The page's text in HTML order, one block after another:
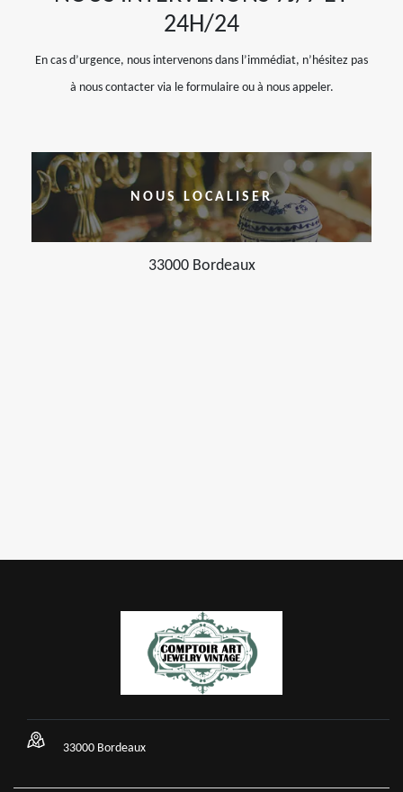
24H/24
En cas d’urgence, nous intervenons dans l’immédiat, n’hésitez pas
à nous contacter via le formulaire ou à nous appeler.
NOUS LOCALISER
33000 Bordeaux
33000 Bordeaux